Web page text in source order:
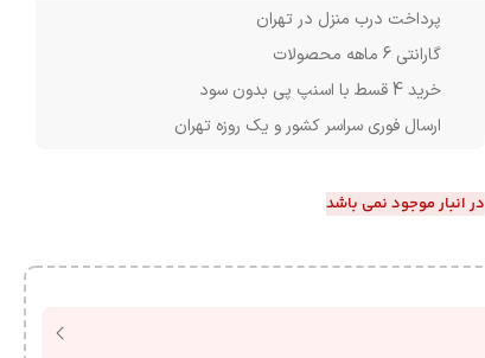
پرداخت درب منزل در تهران
گارانتی 6 ماهه محصولات
خرید 4 قسط با اسنپ پی بدون سود
ارسال فوری سراسر کشور و یک روزه تهران
در انبار موجود نمی باشد